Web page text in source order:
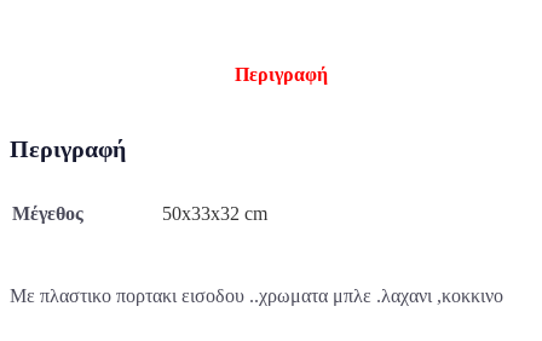
Περιγραφή
Περιγραφή
Μέγεθος 50x33x32 cm
Με πλαστικο πορτακι εισοδου ..χρωματα μπλε .λαχανι ,κοκκινο